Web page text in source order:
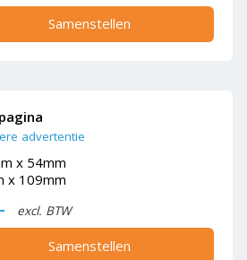
Samenstellen
advertentie
x 54mm
x 109mm
excl. BTW
Samenstellen